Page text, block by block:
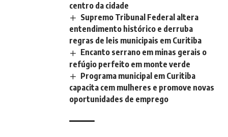
centro da cidade
Supremo Tribunal Federal altera
entendimento histórico e derruba
regras de leis municipais em Curitiba
Encanto serrano em minas gerais o
refúgio perfeito em monte verde
Programa municipal em Curitiba
capacita cem mulheres e promove novas
oportunidades de emprego